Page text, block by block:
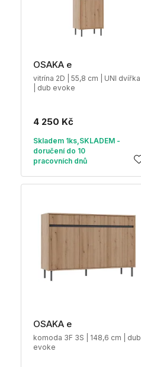
OSAKA e
vitrína 2D | 55,8 cm | UNI dvířka
| dub evoke
4 250 Kč
Skladem 1ks,SKLADEM -
doručení do 10
pracovních dnů
OSAKA e
komoda 3F 3S | 148,6 cm | dub
evoke